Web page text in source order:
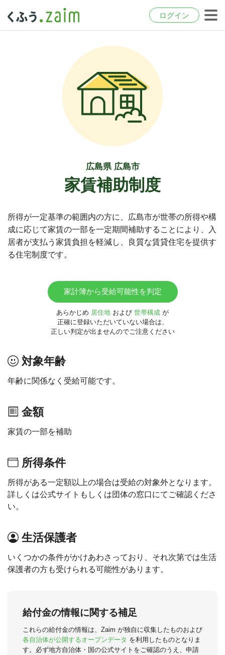
ログイン
広島県 広島市
家賃補助制度
所得が一定基準の範囲内の方に、広島市が世帯の所得や構
成に応じて家賃の一部を一定期間補助することにより、入
居者が支払う家賃負担を軽減し、良質な賃貸住宅を提供す
る住宅制度です。
家計簿から受給可能性を判定
あらかじめ 居住地 および 世帯構成 が
正確に登録いただいていない場合は、
正しい判定が出ませんのでご注意ください
対象年齢
年齢に関係なく受給可能です。
金額
家賃の一部を補助
所得条件
所得がある一定額以上の場合は受給の対象外となります。
詳しくは公式サイトもしくは団体の窓口にてご確認くださ
い。
生活保護者
いくつかの条件がかけあわさっており、それ次第では生活
保護者の方も受けられる可能性があります。
給付金の情報に関する補足
これらの給付金の情報は、Zaim が独自に収集したものおよび
各自治体が公開するオープンデータ を利用したものとなりま
す。必ず地方自治体・国の公式サイトをご確認のうえ、申請